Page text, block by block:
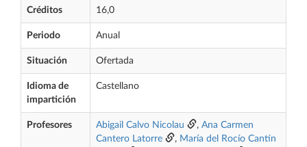
Créditos 16,0
Periodo Anual
Situación Ofertada
Idioma de
impartición
Castellano
Profesores Abigail Calvo Nicolau , Ana Carmen
Cantero Latorre
, María del Rocío Cantín